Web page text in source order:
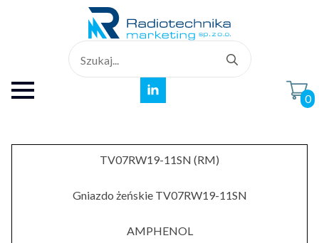
for:
0
TV07RW19-11SN (RM)
Gniazdo żeńskie TV07RW19-11SN
AMPHENOL